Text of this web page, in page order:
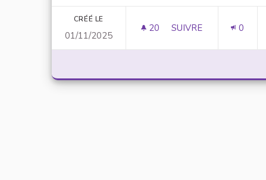
CRÉÉ LE
01/11/2025
20 20 ABONNÉS
SUIVRE 0